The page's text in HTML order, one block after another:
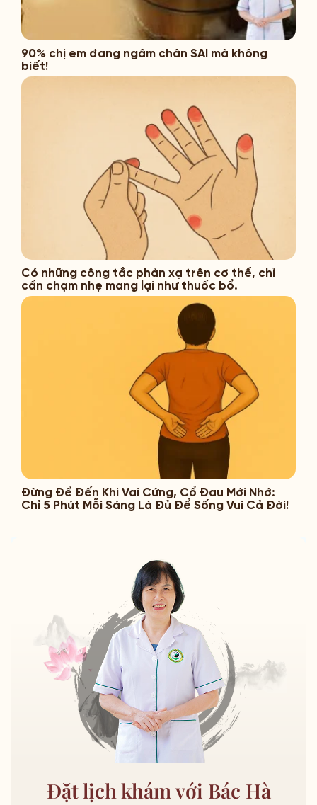
90% chị em đang ngâm chân SAI mà không
biết!
Có những công tắc phản xạ trên cơ thể, chỉ
cần chạm nhẹ mang lại như thuốc bổ.
Đừng Để Đến Khi Vai Cứng, Cổ Đau Mới Nhớ:
Chỉ 5 Phút Mỗi Sáng Là Đủ Để Sống Vui Cả Đời!
Đặt lịch khám với Bác Hà